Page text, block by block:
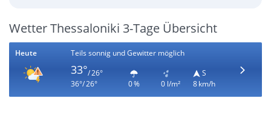
Wetter Thessaloniki 3-Tage Übersicht
Heute Teils sonnig und Gewitter möglich
33°/ 26°
36°/ 26°
0 % 0 l/m²
S
8 km/h